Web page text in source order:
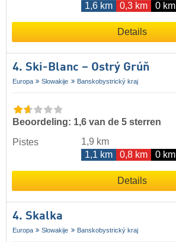
1,6 km
0,3 km 0 km
Details
4. Ski-Blanc – Ostrý Grúň
Europa Slowakije Banskobystrický kraj
Beoordeling: 1,6 van de 5 sterren
Pistes
1,9 km
1,1 km
0,8 km 0 km
Details
4. Skalka
Europa Slowakije Banskobystrický kraj